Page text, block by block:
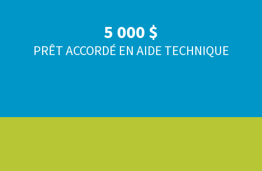
5 000 $
PRÊT ACCORDÉ EN AIDE TECHNIQUE